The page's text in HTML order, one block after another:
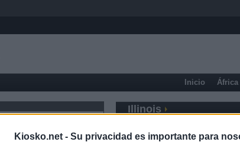
Kiosko.net - Su privacidad es importante para
Inicio África
Illinois